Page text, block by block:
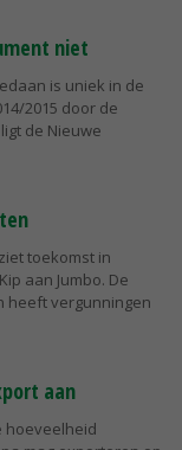
niet
is uniek in de
2015 door de
de Nieuwe
toekomst in
aan Jumbo. De
heeft vergunningen
aan
hoeveelheid